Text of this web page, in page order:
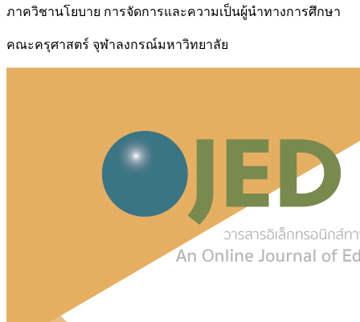
ภาควิชานโยบาย การจัดการและความเป็นผู้นำทางการศึกษา
คณะครุศาสตร์ จุฬาลงกรณ์มหาวิทยาลัย